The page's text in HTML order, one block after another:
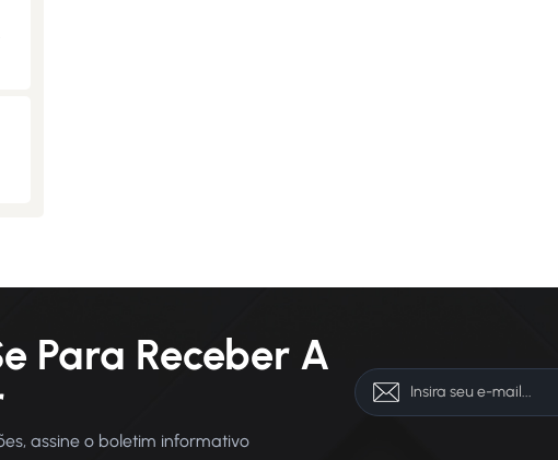
Para Receber A
assine o boletim informativo